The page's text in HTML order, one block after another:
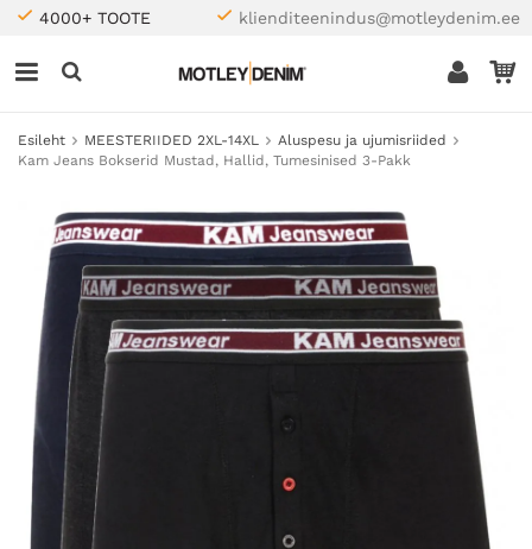
4000+ TOOTE klienditeenindus@motleydenim.ee
Esileht MEESTERIIDED 2XL-14XL
Aluspesu ja ujumisriided
Kam Jeans Bokserid Mustad, Hallid, Tumesinised 3-Pakk